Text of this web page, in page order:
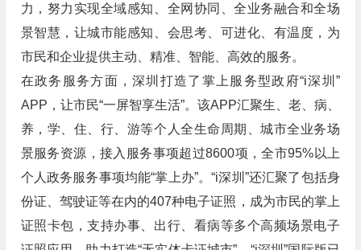
力，努力实现全域感知、全网协同、全业务融合和全场
景智慧，让城市能感知、会思考、可进化、有温度，为
市民和企业提供主动、精准、智能、高效的服务。
在政务服务方面，深圳打造了掌上服务型政府“i深圳”
APP，让市民“一屏智享生活”。该APP汇聚生、老、病、
养，学、住、行、游等个人全生命周期、城市全业务场
景服务资源，接入服务事项超过8600项，全市95%以上
个人政务服务事项均能“掌上办”。“i深圳”还汇聚了包括身
份证、驾驶证等在内的407种电子证照，成为市民的掌上
证照卡包，支持办事、出行、看病等多个高频场景电子